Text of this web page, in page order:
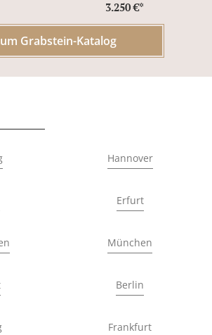
3.250 €*
Grabstein-Katalog
Hannover
Erfurt
München
Berlin
Frankfurt